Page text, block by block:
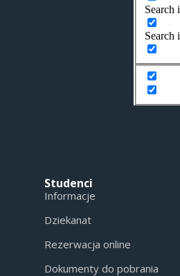
Search
Search
Studenci
Informacje
Dziekanat
Rezerwacja online
Dokumenty do pobrania